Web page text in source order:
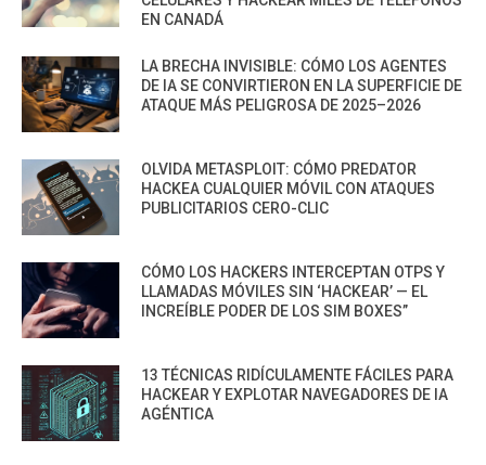
EN CANADÁ
LA BRECHA INVISIBLE: CÓMO LOS AGENTES
DE IA SE CONVIRTIERON EN LA SUPERFICIE DE
ATAQUE MÁS PELIGROSA DE 2025–2026
OLVIDA METASPLOIT: CÓMO PREDATOR
HACKEA CUALQUIER MÓVIL CON ATAQUES
PUBLICITARIOS CERO-CLIC
CÓMO LOS HACKERS INTERCEPTAN OTPS Y
LLAMADAS MÓVILES SIN ‘HACKEAR’ — EL
INCREÍBLE PODER DE LOS SIM BOXES”
13 TÉCNICAS RIDÍCULAMENTE FÁCILES PARA
HACKEAR Y EXPLOTAR NAVEGADORES DE IA
AGÉNTICA